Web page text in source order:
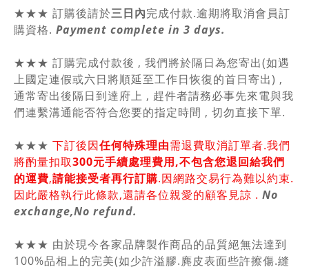
★★★ 訂購後請於三日內完成付款.逾期將取消會員訂
購資格. Payment complete in 3 days.
★★★ 訂購完成付款後 , 我們將於隔日為您寄出(如遇
上國定連假或六日將順延至工作日恢復的首日寄出) ,
通常寄出後隔日到達府上 , 趕件者請務必事先來電與我
們連繫溝通能否符合您要的指定時間 , 切勿直接下單.
★★★ 下訂後因任何特殊理由需退費取消訂單者.我們
將酌量扣取300元手續處理費用,不包含您退回給我們
的運費,請能接受者再行訂購.因網路交易行為難以約束.
因此嚴格執行此條款,還請各位親愛的顧客見諒 . No
exchange,No refund.
★★★ 由於現今各家品牌製作商品的品質絕無法達到
100%品相上的完美(如少許溢膠.麂皮表面些許擦傷.縫